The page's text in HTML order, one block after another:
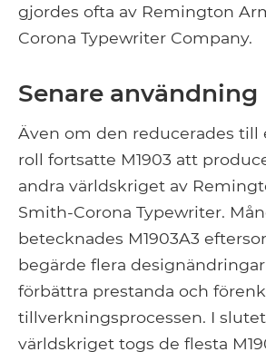
gjordes ofta av Remington
Corona Typewriter Company.
Senare användning
Även om den reducerades till
roll fortsatte M1903 att
andra världskriget av
Smith-Corona Typewriter.
betecknades M1903A3
begärde flera
förbättra prestanda och
tillverkningsprocessen. I
världskriget togs de flesta